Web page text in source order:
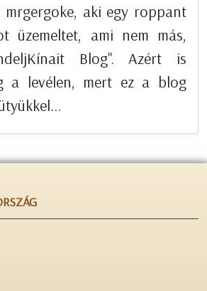
aki egy roppant
üzemeltet, ami nem más,
Blog". Azért is
a levélen, mert ez a blog